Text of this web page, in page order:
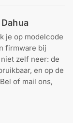
je op modelcode
firmware bij
zelf neer: de
en op de
of mail ons,